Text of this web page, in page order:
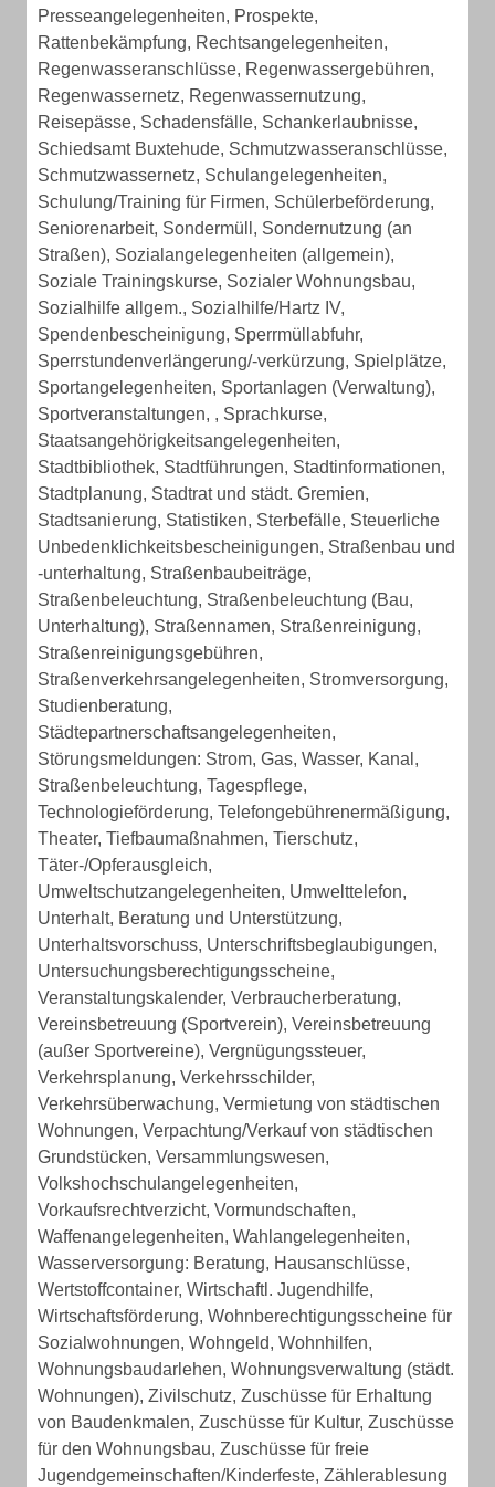
Presseangelegenheiten, Prospekte,
Rattenbekämpfung, Rechtsangelegenheiten,
Regenwasseranschlüsse, Regenwassergebühren,
Regenwassernetz, Regenwassernutzung,
Reisepässe, Schadensfälle, Schankerlaubnisse,
Schiedsamt Buxtehude, Schmutzwasseranschlüsse,
Schmutzwassernetz, Schulangelegenheiten,
Schulung/Training für Firmen, Schülerbeförderung,
Seniorenarbeit, Sondermüll, Sondernutzung (an
Straßen), Sozialangelegenheiten (allgemein),
Soziale Trainingskurse, Sozialer Wohnungsbau,
Sozialhilfe allgem., Sozialhilfe/Hartz IV,
Spendenbescheinigung, Sperrmüllabfuhr,
Sperrstundenverlängerung/-verkürzung, Spielplätze,
Sportangelegenheiten, Sportanlagen (Verwaltung),
Sportveranstaltungen, , Sprachkurse,
Staatsangehörigkeitsangelegenheiten,
Stadtbibliothek, Stadtführungen, Stadtinformationen,
Stadtplanung, Stadtrat und städt. Gremien,
Stadtsanierung, Statistiken, Sterbefälle, Steuerliche
Unbedenklichkeitsbescheinigungen, Straßenbau und
-unterhaltung, Straßenbaubeiträge,
Straßenbeleuchtung, Straßenbeleuchtung (Bau,
Unterhaltung), Straßennamen, Straßenreinigung,
Straßenreinigungsgebühren,
Straßenverkehrsangelegenheiten, Stromversorgung,
Studienberatung,
Städtepartnerschaftsangelegenheiten,
Störungsmeldungen: Strom, Gas, Wasser, Kanal,
Straßenbeleuchtung, Tagespflege,
Technologieförderung, Telefongebührenermäßigung,
Theater, Tiefbaumaßnahmen, Tierschutz,
Täter-/Opferausgleich,
Umweltschutzangelegenheiten, Umwelttelefon,
Unterhalt, Beratung und Unterstützung,
Unterhaltsvorschuss, Unterschriftsbeglaubigungen,
Untersuchungsberechtigungsscheine,
Veranstaltungskalender, Verbraucherberatung,
Vereinsbetreuung (Sportverein), Vereinsbetreuung
(außer Sportvereine), Vergnügungssteuer,
Verkehrsplanung, Verkehrsschilder,
Verkehrsüberwachung, Vermietung von städtischen
Wohnungen, Verpachtung/Verkauf von städtischen
Grundstücken, Versammlungswesen,
Volkshochschulangelegenheiten,
Vorkaufsrechtverzicht, Vormundschaften,
Waffenangelegenheiten, Wahlangelegenheiten,
Wasserversorgung: Beratung, Hausanschlüsse,
Wertstoffcontainer, Wirtschaftl. Jugendhilfe,
Wirtschaftsförderung, Wohnberechtigungsscheine für
Sozialwohnungen, Wohngeld, Wohnhilfen,
Wohnungsbaudarlehen, Wohnungsverwaltung (städt.
Wohnungen), Zivilschutz, Zuschüsse für Erhaltung
von Baudenkmalen, Zuschüsse für Kultur, Zuschüsse
für den Wohnungsbau, Zuschüsse für freie
Jugendgemeinschaften/Kinderfeste, Zählerablesung